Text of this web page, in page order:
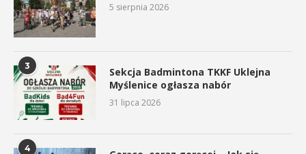
5 sierpnia 2026
3
Sekcja Badmintona TKKF Uklejna
Myślenice ogłasza nabór
31 lipca 2026
4